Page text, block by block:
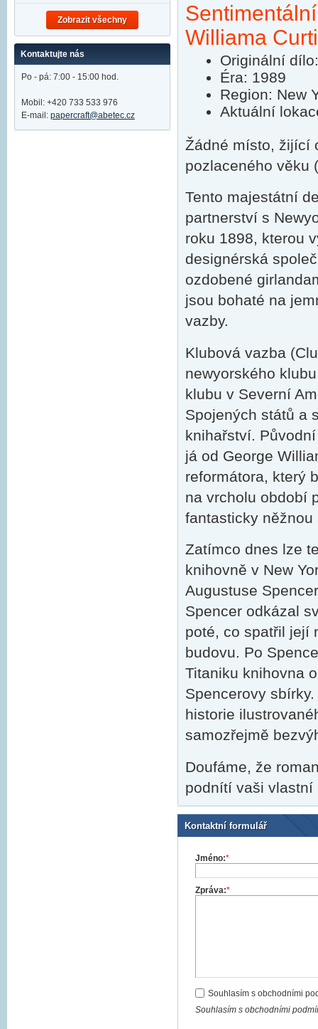
Williama
Originální
Éra: 1989
Region: New
Aktuální
Žádné místo, žijící
pozlaceného věku
Tento majestátní
partnerství s
roku 1898, kterou
designérská
ozdobené
jsou bohaté na
vazby.
Klubová vazba
newyorského
klubu v Severní
Spojených států a
knihařství.
já od George
reformátora, který
na vrcholu období
fantasticky
Zatímco dnes lze
knihovně v New
Augustuse
Spencer odkázal
poté, co spatřil její
budovu. Po
Titaniku knihovna
Spencerovy
historie
samozřejmě
Doufáme, že
podnítí vaši vlastní
Kontaktní formulář
Jméno:*
Zpráva:*
Souhlasím s obchodními
Souhlasím s obchodními
Zobrazit všechny
Kontaktujte nás
Po - pá: 7:00 - 15:00 hod.
Mobil: +420 733 533 976
E-mail: papercraft@abetec.cz